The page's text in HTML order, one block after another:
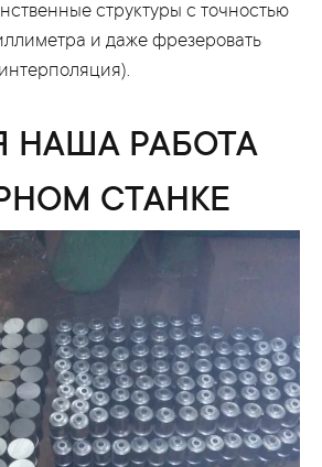
структуры с точностью
и даже фрезеровать
НАША РАБОТА
СТАНКЕ